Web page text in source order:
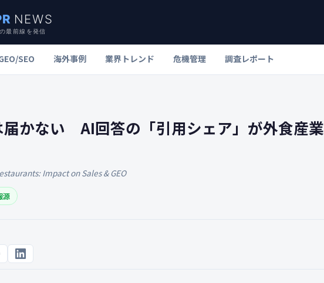
SEO 海外事例 業界トレンド 危機管理 調査レポート
届かない AI回答の「引用シェア」が外食産業
Impact on Sales & GEO
源